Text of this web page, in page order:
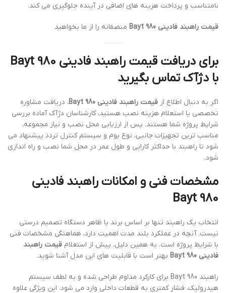
نامتناسب و پرداخت هزینه های اضافی در آینده جلوگیری می کند.
قیمت راهبند فادینی Bayt 980 منصفانه را از ما بخواهید
برای دریافت قیمت راهبند فادینی Bayt 980
با دژآک تماس بگیرید
اگر به دنبال اطلاع از قیمت راهبند فادینی Bayt 980
، دریافت مشاوره
تخصصی یا استعلام هزینه نصب هستید، کارشناسان دژآک آماده بررسی
شرایط پروژه شما هستند. پس از ارزیابی محل نصب و نیاز مجموعه،
مناسب ترین تجهیزات جانبی، نوع بوم و سیستم کنترل تردد پیشنهاد می
شود تا راهبند با حداکثر کارایی و طول عمر در محل شما نصب و راه اندازی
شود.
مشخصات فنی و امکانات راهبند فادینی
Bayt 980
انتخاب یک راهبند تنها بر اساس برند یا ظاهر دستگاه تصمیم درستی
نیست. آنچه در عملکرد بلند مدت اهمیت دارد، هماهنگی مشخصات فنی
با شرایط پروژه است. به همین دلیل، پیش از استعلام قیمت راهبند
فادینی Bayt 980
بهتر است با قابلیت های این مدل آشنا شوید.
راهبند Bayt 980 برای کارکرد مداوم طراحی شده و به لطف سیستم
هیدرولیک، فشار کمتری به قطعات داخلی وارد می شود. این ویژگی علاوه